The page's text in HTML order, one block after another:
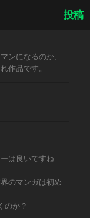
投稿
ンになるのか、
作品です。
は良いですね
のマンガは初め
のか？